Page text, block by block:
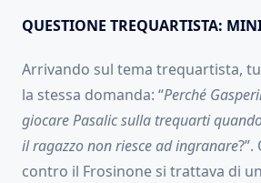
QUESTIONE TREQUARTISTA:
Arrivando sul tema trequartista,
la stessa domanda: “Perché
giocare Pasalic sulla trequarti
il ragazzo non riesce ad ingranare
contro il Frosinone si trattava di